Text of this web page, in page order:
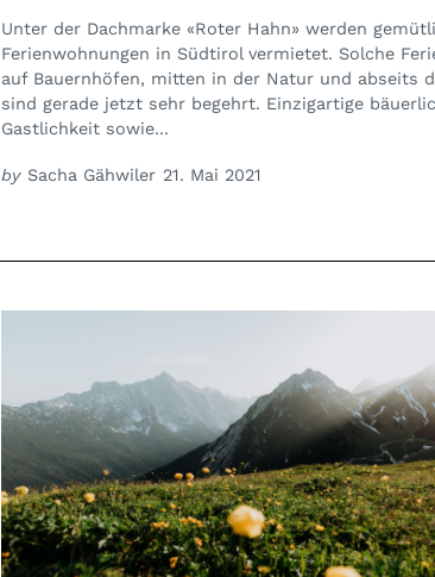
Unter der Dachmarke «Roter Hahn» werden
Ferienwohnungen in Südtirol vermietet. Solche
auf Bauernhöfen, mitten in der Natur und abseits
sind gerade jetzt sehr begehrt. Einzigartige
Gastlichkeit sowie...
by Sacha Gähwiler 21. Mai 2021